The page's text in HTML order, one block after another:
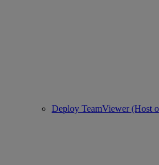
Deploy TeamViewer (Host